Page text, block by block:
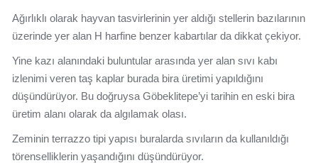
Ağırlıklı olarak hayvan tasvirlerinin yer aldığı stellerin bazılarının
üzerinde yer alan H harfine benzer kabartılar da dikkat çekiyor.
Yine kazı alanındaki buluntular arasında yer alan sıvı kabı
izlenimi veren taş kaplar burada bira üretimi yapıldığını
düşündürüyor. Bu doğruysa Göbeklitepe’yi tarihin en eski bira
üretim alanı olarak da algılamak olası.
Zeminin terrazzo tipi yapısı buralarda sıvıların da kullanıldığı
törenselliklerin yaşandığını düşündürüyor.